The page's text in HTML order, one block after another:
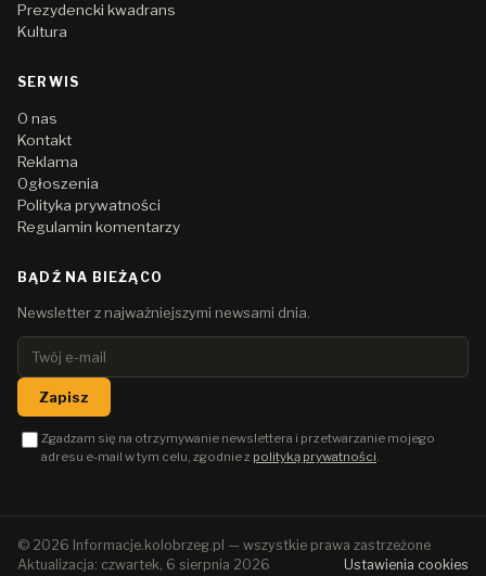
Prezydencki kwadrans
Kultura
SERWIS
O nas
Kontakt
Reklama
Ogłoszenia
Polityka prywatności
Regulamin komentarzy
BĄDŹ NA BIEŻĄCO
Newsletter z najważniejszymi newsami dnia.
Zapisz
Zgadzam się na otrzymywanie newslettera i przetwarzanie mojego
adresu e-mail w tym celu, zgodnie z polityką prywatności.
© 2026 Informacje.kolobrzeg.pl — wszystkie prawa zastrzeżone
Aktualizacja: czwartek, 6 sierpnia 2026
Ustawienia cookies